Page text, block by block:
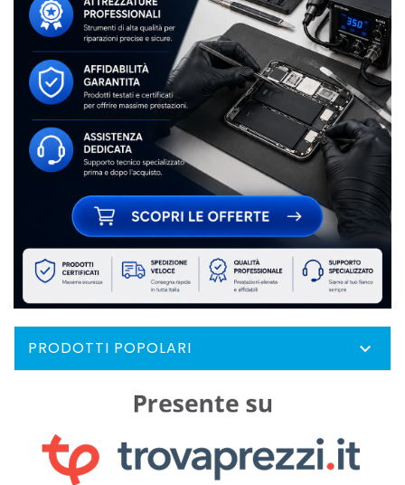
PRODOTTI POPOLARI 